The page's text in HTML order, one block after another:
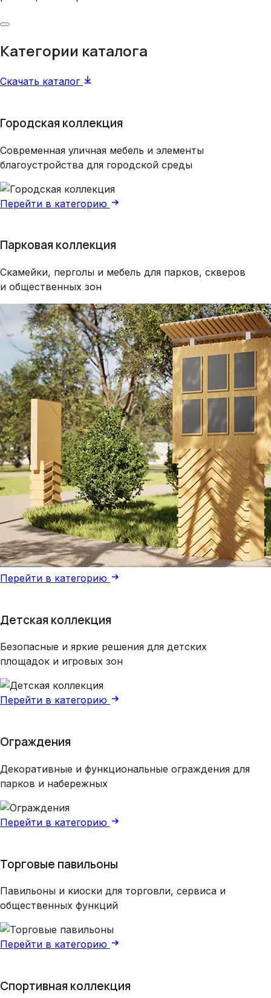
Категории каталога
Скачать каталог
Городская коллекция
Современная уличная мебель и элементы
благоустройства для городской среды
Перейти в категорию
Парковая коллекция
Скамейки, перголы и мебель для парков, скверов
и общественных зон
Перейти в категорию
Детская коллекция
Безопасные и яркие решения для детских
площадок и игровых зон
Перейти в категорию
Ограждения
Декоративные и функциональные ограждения для
парков и набережных
Перейти в категорию
Торговые павильоны
Павильоны и киоски для торговли, сервиса и
общественных функций
Перейти в категорию
Спортивная коллекция